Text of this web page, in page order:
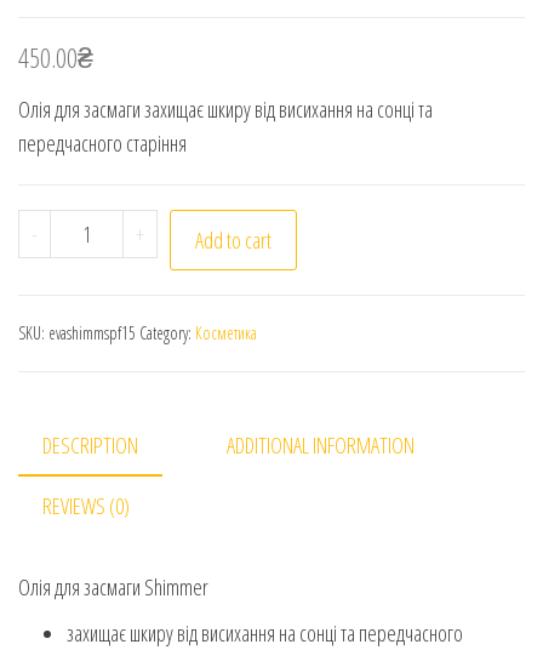
450.00₴
Олія для засмаги захищає шкиру від висихання на сонці та
передчасного старіння
- Eva Sun&Sea Shimmer Олія для засмаги 15SPF
+ Add to cart
SKU: evashimmspf15 Category: Косметика
DESCRIPTION ADDITIONAL INFORMATION
REVIEWS (0)
Олія для засмаги Shimmer
захищає шкиру від висихання на сонці та передчасного